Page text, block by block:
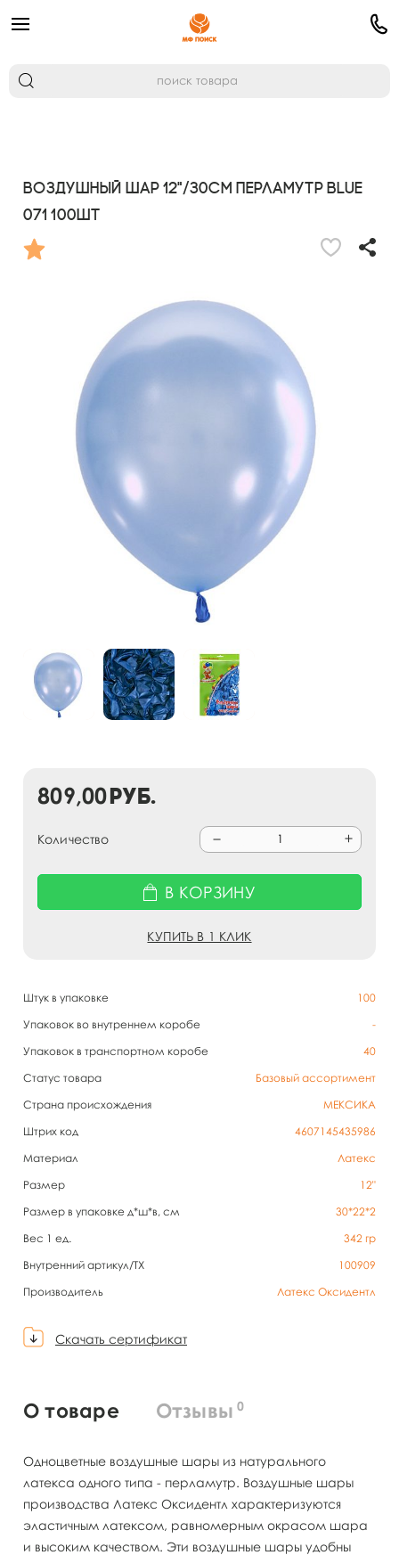
Воздушный шар 12"/30см Перламутр BLUE
071 100шт
Штук в упаковке
100
Упаковок во внутреннем коробе
-
Упаковок в транспортном коробе
40
Статус товара
Базовый ассортимент
Страна происхождения
МЕКСИКА
Штрих код
4607145435986
Материал
Латекс
Размер
12"
Размер в упаковке д*ш*в, см
30*22*2
Вес 1 ед.
342 гр
Внутренний артикул/TX
100909
Производитель
Латекс Оксидентл
Скачать сертификат
809,00руб.
Количество
В КОРЗИНУ
КУПИТЬ В 1 КЛИК
О товаре Отзывы 0
Одноцветные воздушные шары из натурального
латекса одного типа - перламутр. Воздушные шары
производства Латекс Оксидентл характеризуются
эластичным латексом, равномерным окрасом шара
и высоким качеством. Эти воздушные шары удобны